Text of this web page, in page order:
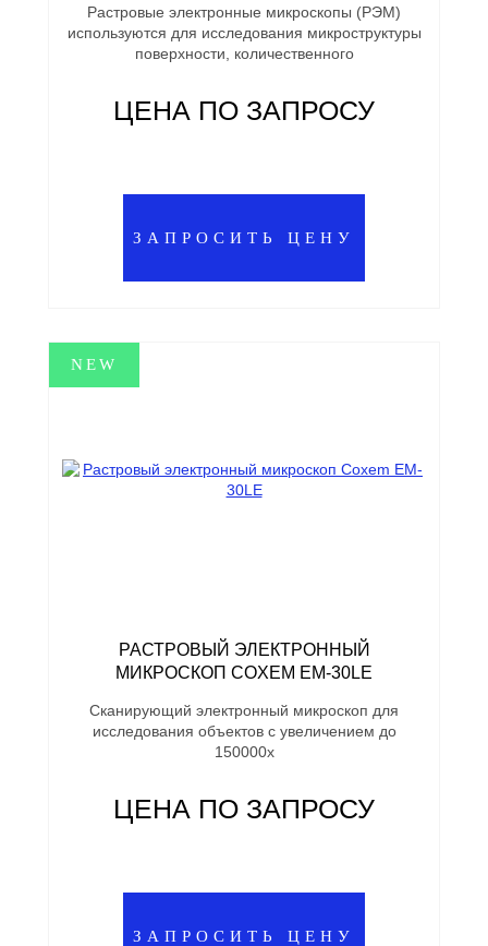
Растровые электронные микроскопы (РЭМ)
используются для исследования микроструктуры
поверхности, количественного
ЦЕНА ПО ЗАПРОСУ
ЗАПРОСИТЬ ЦЕНУ
РАСТРОВЫЙ ЭЛЕКТРОННЫЙ
МИКРОСКОП COXEM EM-30LE
Сканирующий электронный микроскоп для
исследования объектов с увеличением до
150000х
ЦЕНА ПО ЗАПРОСУ
ЗАПРОСИТЬ ЦЕНУ